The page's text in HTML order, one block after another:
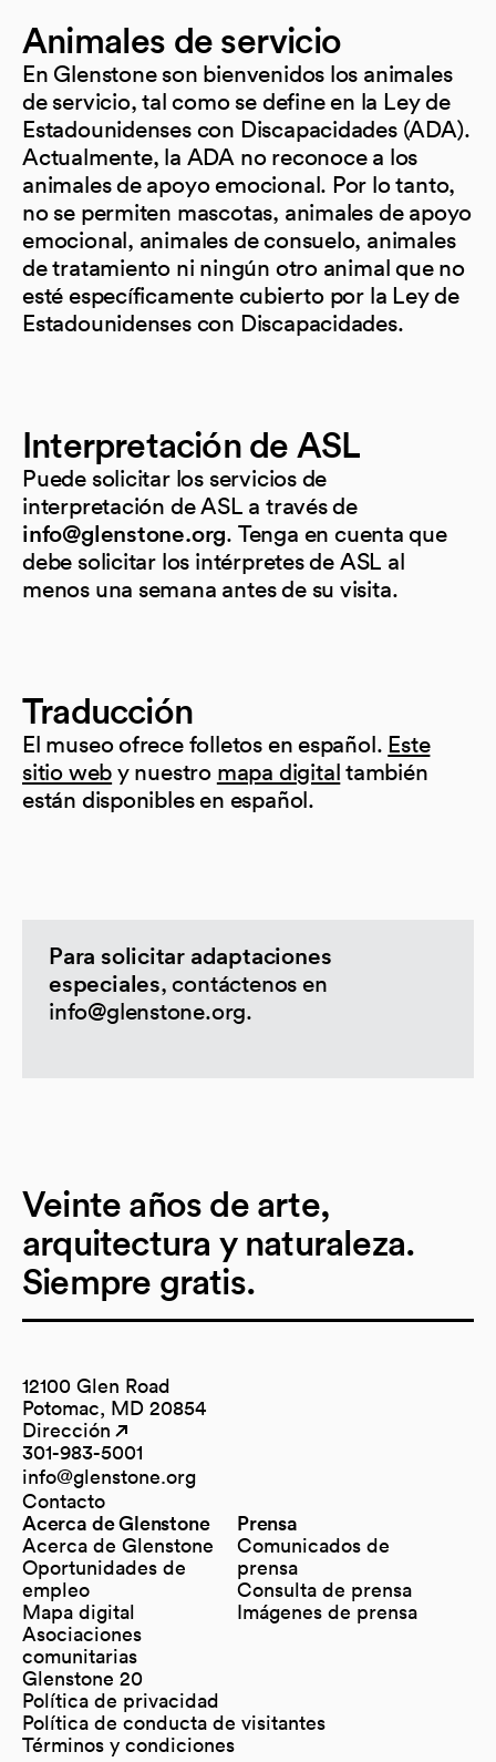
Animales de servicio
En Glenstone son bienvenidos los animales
de servicio, tal como se define en la Ley de
Estadounidenses con Discapacidades (ADA).
Actualmente, la ADA no reconoce a los
animales de apoyo emocional. Por lo tanto,
no se permiten mascotas, animales de apoyo
emocional, animales de consuelo, animales
de tratamiento ni ningún otro animal que no
esté específicamente cubierto por la Ley de
Estadounidenses con Discapacidades.
Interpretación de ASL
Puede solicitar los servicios de
interpretación de ASL a través de
info@glenstone.org. Tenga en cuenta que
debe solicitar los intérpretes de ASL al
menos una semana antes de su visita.
Traducción
El museo ofrece folletos en español. Este
sitio weby nuestro mapa digitaltambién
están disponibles en español.
Para solicitar adaptaciones
especiales, contáctenos en
info@glenstone.org.
Veinte años de arte,
arquitectura y naturaleza.
Siempre gratis.
12100 Glen Road
Potomac, MD 20854
Dirección
(opens in a new tab)
301-983-5001
info@glenstone.org
(opens in a new tab)
Contacto
Acerca de Glenstone
Acerca de Glenstone
Oportunidades de
empleo
Mapa digital
(opens in a new tab)
Asociaciones
comunitarias
Glenstone 20
Prensa
Comunicados de
prensa
Consulta de prensa
Imágenes de prensa
Política de privacidad
Política de conducta de visitantes
Términos y condiciones